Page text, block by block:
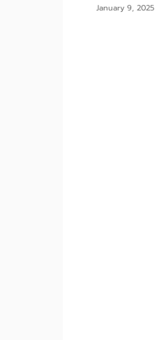
January 9, 2025